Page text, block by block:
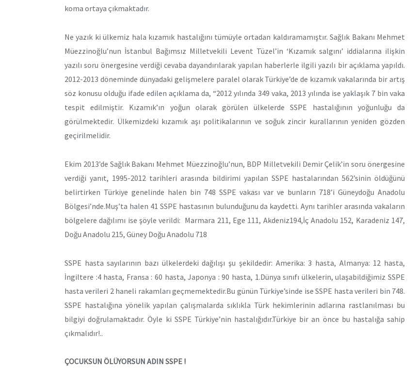
koma ortaya çıkmaktadır.
Ne yazık ki ülkemiz hala kızamık hastalığını tümüyle ortadan kaldıramamıştır. Sağlık Bakanı Mehmet
Müezzinoğlu’nun İstanbul Bağımsız Milletvekili Levent Tüzel’in ‘Kızamık salgını’ iddialarına ilişkin
yazılı soru önergesine verdiği cevaba dayandırılarak yapılan haberlerle ilgili yazılı bir açıklama yapıldı.
2012-2013 döneminde dünyadaki gelişmelere paralel olarak Türkiye’de de kızamık vakalarında bir artış
söz konusu olduğu ifade edilen açıklama da, “2012 yılında 349 vaka, 2013 yılında ise yaklaşık 7 bin vaka
tespit edilmiştir. Kızamık’ın yoğun olarak görülen ülkelerde SSPE hastalığının yoğunluğu da
görülmektedir. Ülkemizdeki kızamık aşı politikalarının ve soğuk zincir kurallarının yeniden gözden
geçirilmelidir.
Ekim 2013’de Sağlık Bakanı Mehmet Müezzinoğlu’nun, BDP Milletvekili Demir Çelik’in soru önergesine
verdiği yanıt, 1995-2012 tarihleri arasında bildirimi yapılan SSPE hastalarından 562’sinin öldüğünü
belirtirken Türkiye genelinde halen bin 748 SSPE vakası var ve bunların 718’i Güneydoğu Anadolu
Bölgesi’nde.Muş’ta halen 41 SSPE hastasının bulunduğunu da kaydetti. Aynı tarihler arasında vakaların
bölgelere dağılımı ise şöyle verildi: Marmara 211, Ege 111, Akdeniz194,İç Anadolu 152, Karadeniz 147,
Doğu Anadolu 215, Güney Doğu Anadolu 718
SSPE hasta sayılarının bazı ülkelerdeki dağılışı şu şekildedir: Amerika: 3 hasta, Almanya: 12 hasta,
İngiltere :4 hasta, Fransa : 60 hasta, Japonya : 90 hasta, 1.Dünya sınıfı ülkelerin, ulaşabildiğimiz SSPE
hasta verileri 2 haneli rakamları geçmemektedir.Bu günün Türkiye’sinde ise SSPE hasta verileri bin 748.
SSPE hastalığına yönelik yapılan çalışmalarda sıklıkla Türk hekimlerinin adlarına rastlanılması bu
bilgiyi doğrulamaktadır. Öyle ki SSPE Türkiye’nin hastalığıdır.Türkiye bir an önce bu hastalığa sahip
çıkmalıdır!..
ÇOCUKSUN ÖLÜYORSUN ADIN SSPE !